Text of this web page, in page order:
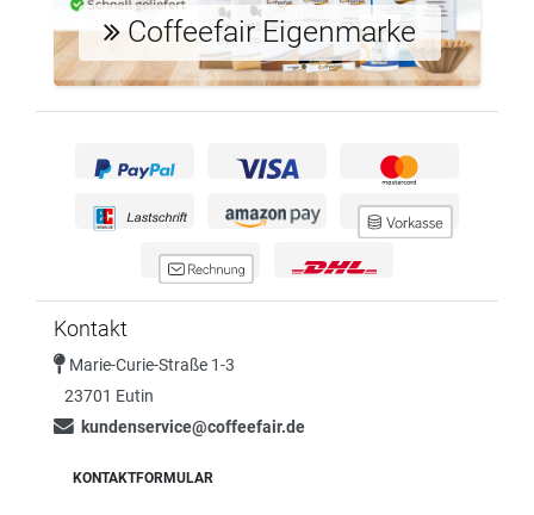
Coffeefair Eigenmarke
Kontakt
Marie-Curie-Straße 1-3
23701 Eutin
kundenservice@coffeefair.de
KONTAKTFORMULAR